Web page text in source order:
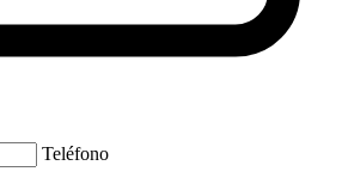
Teléfono